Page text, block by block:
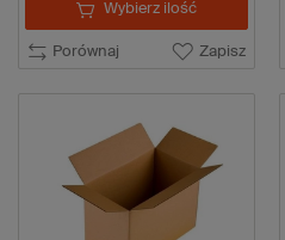
Porównaj Zapisz
Wybierz ilość